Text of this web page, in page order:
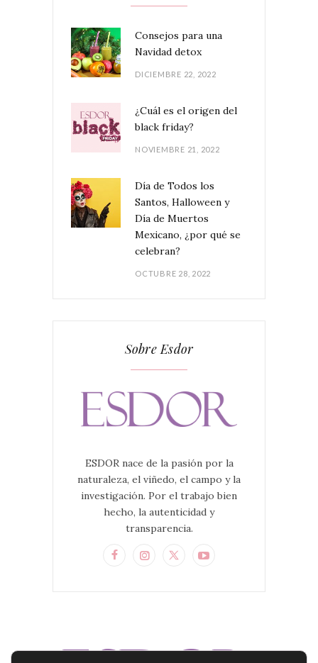
Consejos para una
Navidad detox
DICIEMBRE 22, 2022
¿Cuál es el origen del
black friday?
NOVIEMBRE 21, 2022
Día de Todos los
Santos, Halloween y
Día de Muertos
Mexicano, ¿por qué se
celebran?
OCTUBRE 28, 2022
Sobre Esdor
ESDOR nace de la pasión por la
naturaleza, el viñedo, el campo y la
investigación. Por el trabajo bien
hecho, la autenticidad y
transparencia.